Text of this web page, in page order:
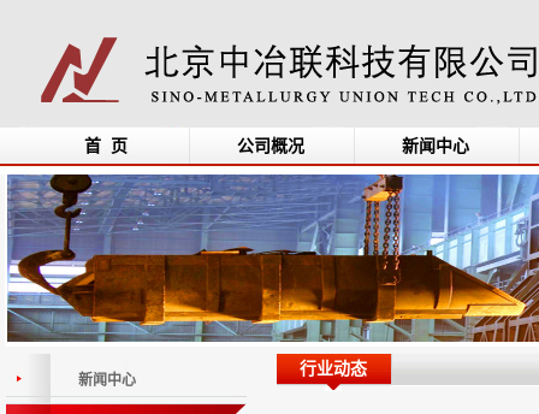
首 页 公司概况 新闻中心
新闻中心
行业动态